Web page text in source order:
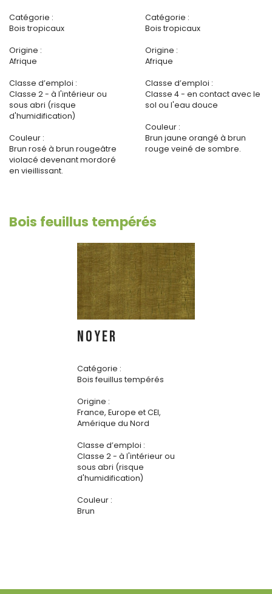
Catégorie :
Bois tropicaux
Origine :
Afrique
Classe d’emploi :
Classe 2 - à l'intérieur ou
sous abri (risque
d'humidification)
Couleur :
Brun rosé à brun rougeâtre
violacé devenant mordoré
en vieillissant.
Catégorie :
Bois tropicaux
Origine :
Afrique
Classe d’emploi :
Classe 4 - en contact avec le
sol ou l'eau douce
Couleur :
Brun jaune orangé à brun
rouge veiné de sombre.
Bois feuillus tempérés
NOYER
Catégorie :
Bois feuillus tempérés
Origine :
France, Europe et CEI,
Amérique du Nord
Classe d’emploi :
Classe 2 - à l'intérieur ou
sous abri (risque
d'humidification)
Couleur :
Brun